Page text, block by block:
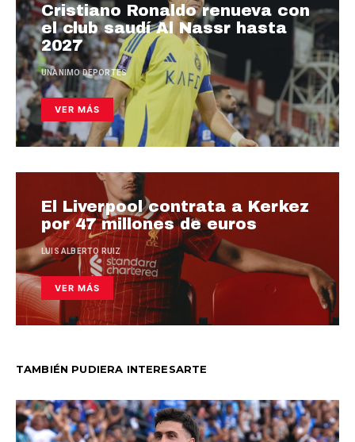
Cristiano Ronaldo renueva con
el club saudí Al Nassr hasta
2027
UNANIMO DEPORTES
VER MÁS
El Liverpool contrata a Kerkez
por 47 millones de euros
LUIS ALBERTO RUIZ
VER MÁS
TAMBIÉN PUDIERA INTERESARTE